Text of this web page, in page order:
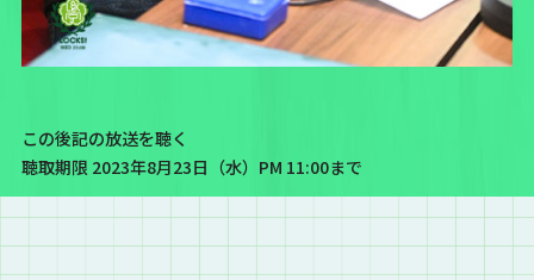
この後記の放送を聴く
聴取期限 2023年8月23日（水）PM 11:00まで